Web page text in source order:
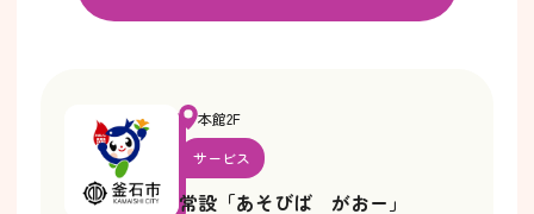
本館2F
サービス
常設「あそびば がおー」